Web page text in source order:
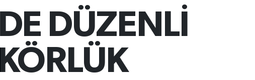
BİST100
13.779
BITCOIN
64.960,21
DÜZENLİ